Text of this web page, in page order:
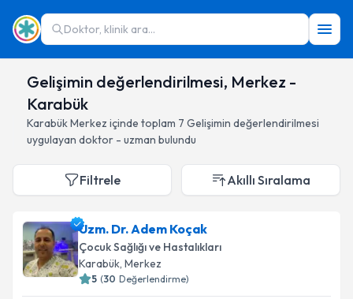
Doktor, klinik ara...
Gelişimin değerlendirilmesi, Merkez -
Karabük
KarabükMerkez içinde toplam 7 Gelişimin değerlendirilmesi
uygulayan doktor - uzman bulundu
Filtrele Akıllı Sıralama
Uzm. Dr. Adem Koçak
Çocuk Sağlığı ve Hastalıkları
Karabük, Merkez
5 (30 Değerlendirme)